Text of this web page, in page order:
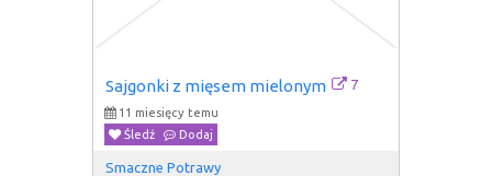
Sajgonki z mięsem mielonym 7
11 miesięcy temu
Śledź
Dodaj
Smaczne Potrawy